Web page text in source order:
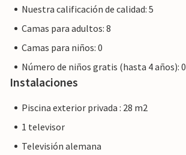
Nuestra calificación de calidad: 5
Camas para adultos: 8
Camas para niños: 0
Número de niños gratis (hasta 4 años): 0
Instalaciones
Piscina exterior privada : 28 m2
1 televisor
Televisión alemana